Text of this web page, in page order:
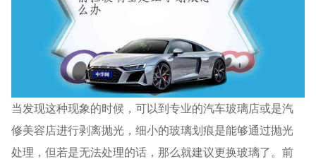
当发现这种现象的时候，可以到专业的汽车玻璃店或是汽
修美容店进行剥离抛光，细小的玻璃划痕是能够通过抛光
处理，但若是无法处理的话，那么就建议更换玻璃了。前